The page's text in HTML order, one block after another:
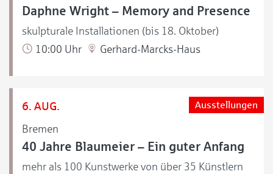
Daphne Wright – Memory and Presence
skulpturale Installationen (bis 18. Oktober)
10:00 Uhr
Gerhard-Marcks-Haus
6. AUG.
Bremen
Ausstellungen
40 Jahre Blaumeier – Ein guter Anfang
mehr als 100 Kunstwerke von über 35 Künstlern